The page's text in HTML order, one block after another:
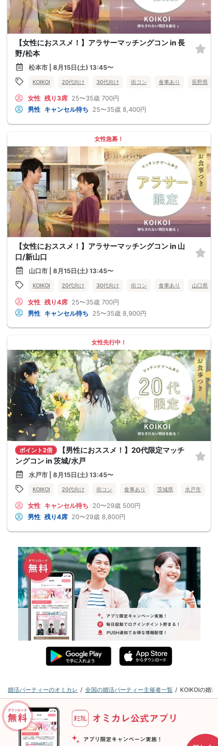
【女性におススメ！】アラサーマッチングコン in 長
野/松本
松本市 | 8月15日(土) 13:45〜
KOIKOI 20代向け 30代向け 街コン 食事あり 長野県
女性 残り3席 25〜35歳 700円
男性 キャンセル待ち 25〜35歳 8,400円
女性急募！
【女性におススメ！】アラサーマッチングコン in 山
口/新山口
山口市 | 8月15日(土) 13:45〜
KOIKOI 20代向け 30代向け 街コン 食事あり 山口県
女性 残り4席 25〜35歳 700円
男性 キャンセル待ち 25〜35歳 8,900円
女性先行中！
ポイント2倍
【男性におススメ！】20代限定マッチ
ングコン in 茨城/水戸
水戸市 | 8月15日(土) 13:45〜
KOIKOI 20代向け 街コン 食事あり 茨城県 水戸市
女性 キャンセル待ち 20〜29歳 500円
男性 残り4席 20〜29歳 8,800円
婚活パーティーのオミカレ 全国の婚活パーティー主催者一覧 KOIKOIの婚